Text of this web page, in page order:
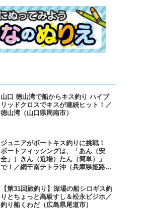
山口 徳山湾で船からキス釣り ハイブ
リッドクロスでキスが連続ヒット！／
徳山湾（山口県周南市）
ジュニアがボートキス釣りに挑戦！
ボートフィッシングは、「あん（安
全」）きん（近場）たん（簡単）」
で！／網干南テトラ沖（兵庫県姫路
【第31回旅釣り】深場の船シロギス釣
りとちょっと高級すし＆松永ビジホ／
釣り船くわだ（広島県尾道市）